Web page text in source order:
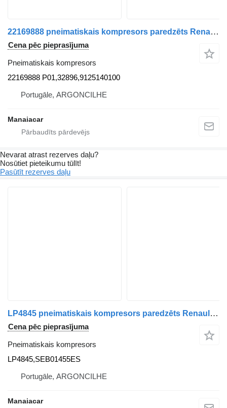
22169888 pneimatiskais kompresors paredzēts Renault Premium 2 | 05 kravas automašīnas
Cena pēc pieprasījuma
Pneimatiskais kompresors
22169888 P01,32896,9125140100
Portugāle, ARGONCILHE
Manaiacar
Nevarat atrast rezerves daļu?
Nosūtiet pieteikumu tūlīt!
Pasūtīt rezerves daļu
LP4845 pneimatiskais kompresors paredzēts Renault Premium | 96 kravas automašīnas
Cena pēc pieprasījuma
Pneimatiskais kompresors
LP4845,SEB01455ES
Portugāle, ARGONCILHE
Manaiacar